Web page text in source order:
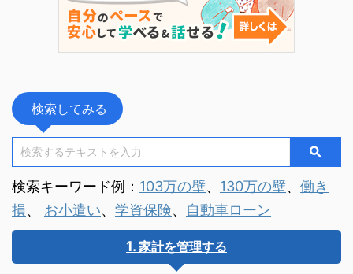
検索してみる
検索キーワード例： 103万の壁、 130万の壁、 働き
損、 お小遣い、 学資保険、 自動車ローン
家計を管理する